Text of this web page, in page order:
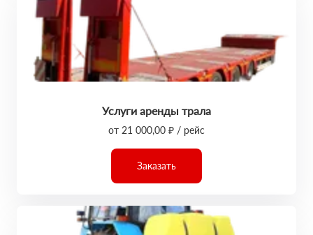
Услуги аренды трала
от 21 000,00 ₽ / рейс
Заказать